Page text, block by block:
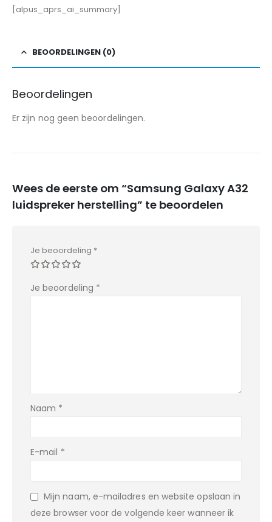
[alpus_aprs_ai_summary]
BEOORDELINGEN (0)
Beoordelingen
Er zijn nog geen beoordelingen.
Wees de eerste om “Samsung Galaxy A32
luidspreker herstelling” te beoordelen
Je beoordeling *
Je beoordeling *
Naam *
E-mail *
Mijn naam, e-mailadres en website opslaan in
deze browser voor de volgende keer wanneer ik